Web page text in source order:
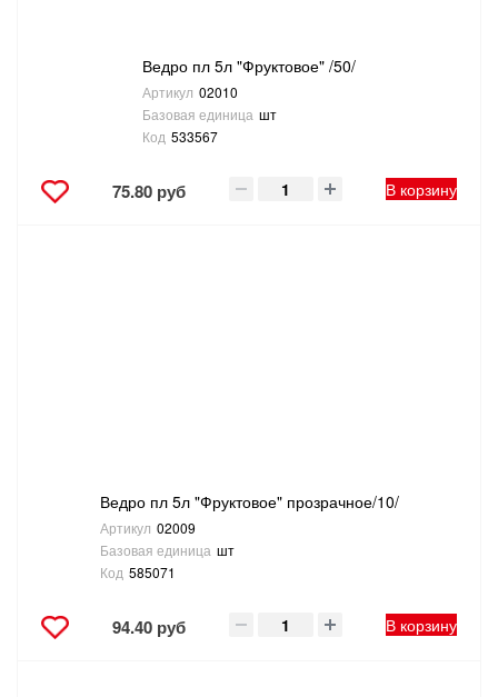
Ведро пл 5л "Фруктовое" /50/
Артикул 02010
Базовая единица шт
Код 533567
75.80 руб В корзину
Ведро пл 5л "Фруктовое" прозрачное/10/
Артикул 02009
Базовая единица шт
Код 585071
94.40 руб В корзину